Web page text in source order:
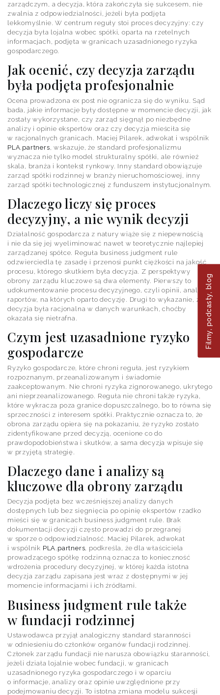
zarządczym, a decyzja, która zakończyła się sukcesem, nie
zwalnia z odpowiedzialności, jeżeli była podjęta
lekkomyślnie. W centrum reguły stoi proces decyzyjny: czy
decyzja była lojalna wobec spółki, oparta na rzetelnych
informacjach, podjęta w granicach uzasadnionego ryzyka
gospodarczego.
Jak ocenić, czy decyzja zarządu
była podjęta profesjonalnie
Ocena prowadzona ex post nie ogranicza się do wyniku. Sąd
bada, jakie informacje były dostępne w momencie decyzji, jak
zostały wykorzystane, czy zarząd sięgnął po niezbędne
analizy i opinie ekspertów oraz czy decyzja mieściła się
w racjonalnych granicach. Maciej Pilarek, adwokat i wspólnik
PLA.partners , wskazuje, że standard profesjonalizmu
wyznacza nie tylko model strukturalny spółki, ale również
skala, branża i kontekst rynkowy. Inny standard obowiązuje
zarząd spółki rodzinnej w branży nieruchomościowej, inny
zarząd spółki technologicznej z funduszem instytucjonalnym.
Dlaczego liczy się proces
decyzyjny, a nie wynik decyzji
Działalność gospodarcza z natury wiąże się z niepewnością
i nie da się jej wyeliminować nawet w teoretycznie najlepiej
zarządzanej spółce. Reguła business judgment rule
odzwierciedla tę zasadę i przenosi punkt ciężkości na jakość
procesu, którego skutkiem była decyzja. Z perspektywy
obrony zarządu kluczowe są dwa elementy. Pierwszy to
udokumentowanie procesu decyzyjnego, czyli opinii, analiz,
raportów, na których oparto decyzję. Drugi to wykazanie, że
decyzja była racjonalna w danych warunkach, choćby
okazała się nietrafna.
Czym jest uzasadnione ryzyko
gospodarcze
Ryzyko gospodarcze, które chroni reguła, jest ryzykiem
rozpoznanym, przeanalizowanym i świadomie
zaakceptowanym. Nie chroni ryzyka zignorowanego, ukrytego
ani nieprzeanalizowanego. Reguła nie chroni także ryzyka,
które wykracza poza granice dopuszczalnego, bo to równa się
sprzeczności z interesem spółki. Praktycznie oznacza to, że
obrona zarządu opiera się na pokazaniu, że ryzyko zostało
zidentyfikowane przed decyzją, ocenione co do
prawdopodobieństwa i skutków, a sama decyzja wpisuje się
w przyjętą strategię.
Dlaczego dane i analizy są
kluczowe dla obrony zarządu
Decyzja podjęta bez wcześniejszej analizy danych
dostępnych lub bez sięgnięcia po opinię ekspertów rzadko
mieści się w granicach business judgment rule. Brak
dokumentacji decyzji często prowadzi do przegranej
w sporze o odpowiedzialność. Maciej Pilarek, adwokat
i wspólnik PLA.partners, podkreśla, że dla właściciela
prowadzącego spółkę rodzinną oznacza to konieczność
wdrożenia procedury decyzyjnej, w której każda istotna
decyzja zarządu zapisana jest wraz z dostępnymi w jej
momencie informacjami i ich źródłami.
Business judgment rule także
w fundacji rodzinnej
Ustawodawca przyjął analogiczny standard staranności
w odniesieniu do członków organów fundacji rodzinnej.
Członek zarządu fundacji nie narusza obowiązku staranności,
jeżeli działa lojalnie wobec fundacji, w granicach
uzasadnionego ryzyka gospodarczego i w oparciu
o informacje, analizy oraz opinie uwzględnione przy
podejmowaniu decyzji. To istotna zmiana modelu sukcesji
Filmy, podcasty, blog